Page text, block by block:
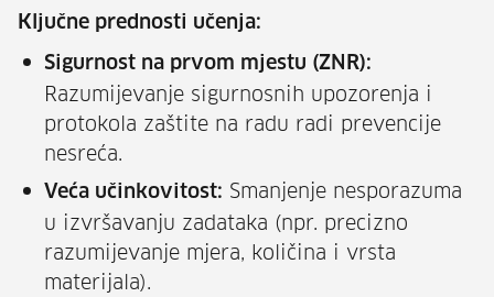
Ključne prednosti učenja:
Sigurnost na prvom mjestu (ZNR):
Razumijevanje sigurnosnih upozorenja i
protokola zaštite na radu radi prevencije
nesreća.
Veća učinkovitost: Smanjenje nesporazuma
u izvršavanju zadataka (npr. precizno
razumijevanje mjera, količina i vrsta
materijala).